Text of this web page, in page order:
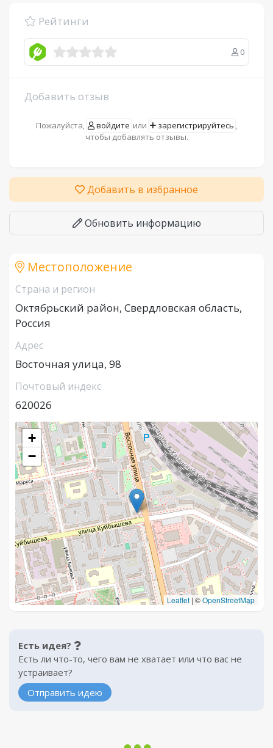
Рейтинги
0
Добавить отзыв
Пожалуйста, войдите или зарегистрируйтесь ,
чтобы добавлять отзывы.
Добавить в избранное
Обновить информацию
Местоположение
Страна и регион
Октябрьский район, Свердловская область,
Россия
Адрес
Восточная улица, 98
Почтовый индекс
620026
+
−
Leaflet | ©OpenStreetMap
Есть идея?
Есть ли что-то, чего вам не хватает или что вас не
устраивает?
Отправить идею